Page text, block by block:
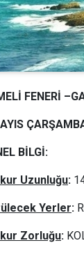
FENERİ
BİLGİ:
Uzunluğu:
Yerler:
Zorluğu: